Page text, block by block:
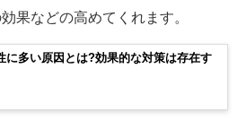
果などの高めてくれます。
に多い原因とは?効果的な対策は存在す